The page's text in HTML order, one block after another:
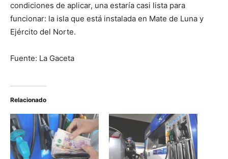
condiciones de aplicar, una estaría casi lista para
funcionar: la isla que está instalada en Mate de Luna y
Ejército del Norte.
Fuente: La Gaceta
Relacionado